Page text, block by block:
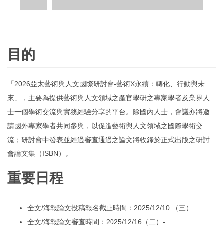
目的
「2026亞太藝術與人文國際研討會-藝術X永續：轉化、行動與未
來」，主要為提供藝術與人文領域之產官學研之專家學者及業界人
士一個學術交流與實務經驗分享的平台。除國內人士，會議亦將邀
請國外專家學者共同參與，以促進藝術與人文領域之國際學術交
流；研討會中發表並經過審查通過之論文將收錄於正式出版之研討
會論文集（ISBN）。
重要日程
全文/海報論文投稿報名截止時間：2025/12/10 （三）
全文/海報論文審查時間：2025/12/16（二）-